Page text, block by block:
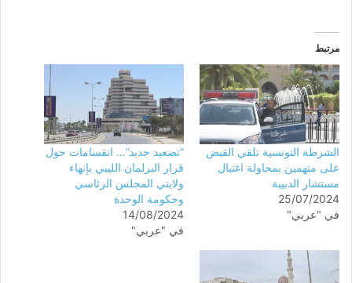
مرتبط
الشرطة التونسية تلقي القبض
على متهمين بمحاولة اغتيال
مستشار الدبيبة
25/07/2024
في "عربي"
“تصعيد جديد”… انقسامات حول
قرار البرلمان الليبي بإنهاء
ولايتي المجلس الرئاسي
وحكومة الوحدة
14/08/2024
في "عربي"